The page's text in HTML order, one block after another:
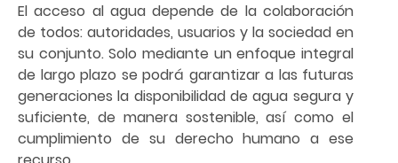
El acceso al agua depende de la colaboración
de todos: autoridades, usuarios y la sociedad en
su conjunto. Solo mediante un enfoque integral
de largo plazo se podrá garantizar a las futuras
generaciones la disponibilidad de agua segura y
suficiente, de manera sostenible, así como el
cumplimiento de su derecho humano a ese